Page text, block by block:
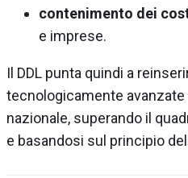
contenimento dei
e imprese.
Il DDL punta quindi a
tecnologicamente
nazionale, superando il
e basandosi sul principio